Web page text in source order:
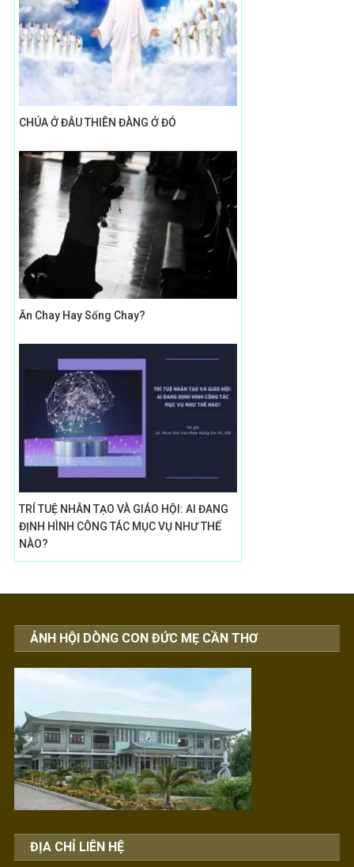
CHÚA Ở ĐÂU THIÊN ĐÀNG Ở ĐÓ
Ăn Chay Hay Sống Chay?
TRÍ TUỆ NHÂN TẠO VÀ GIÁO HỘI: AI ĐANG
ĐỊNH HÌNH CÔNG TÁC MỤC VỤ NHƯ THẾ
NÀO?
ẢNH HỘI DÒNG CON ĐỨC MẸ CẦN THƠ
ĐỊA CHỈ LIÊN HỆ